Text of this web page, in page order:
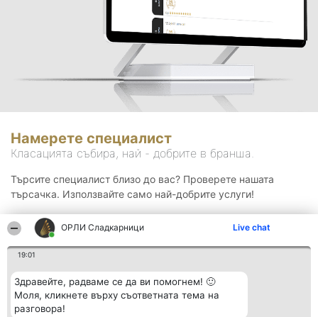
ОРЛИ Сладкарници Live chat
19:01
Здравейте, радваме се да ви помогнем! 🙂
Моля, кликнете върху съответната тема на
разговора!
Намерете специалист
Класацията събира, най - добрите в бранша.
Търсите специалист близо до вас? Проверете нашата
търсачка. Използвайте само най-добрите услуги!